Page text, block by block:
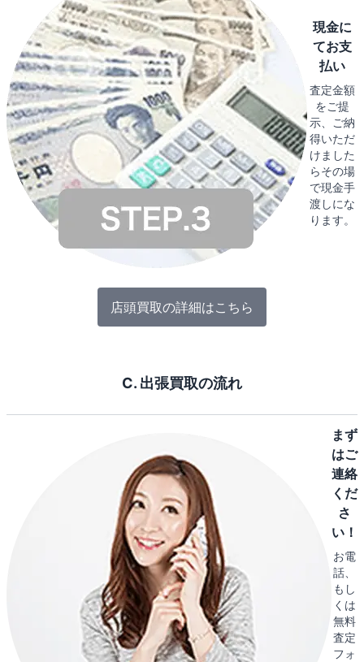
現金に
てお支
払い
査定金額
をご提
示、ご納
得いただ
けました
らその場
で現金手
渡しにな
ります。
店頭買取の詳細はこちら
C. 出張買取の流れ
まず
はご
連絡
くだ
さ
い！
お電
話、
もし
くは
無料
査定
フォ